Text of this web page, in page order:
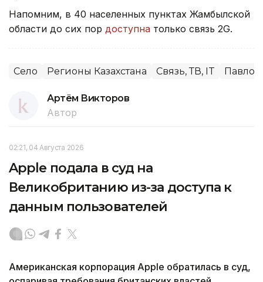
Напомним, в 40 населенных пунктах Жамбылской
области до сих пор доступна только связь 2G.
Село Регионы Казахстана Связь, ТВ, IT
Артём Викторов
Автор
02:21, 04 Августа 2026
Apple подала в суд на
Великобританию из-за доступа к
данным пользователей
Американская корпорация Apple обратилась в суд,